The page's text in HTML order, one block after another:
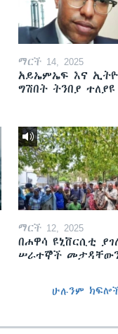
ማርች 14, 2025
አይኤምኤፍ እና
ግሽበት ትንበያ ተለያዩ
ማርች 12, 2025
በሐዋሳ ዩኒቨርሲቲ
ሠራተኞች መታዳቸውን
ሁሉንም